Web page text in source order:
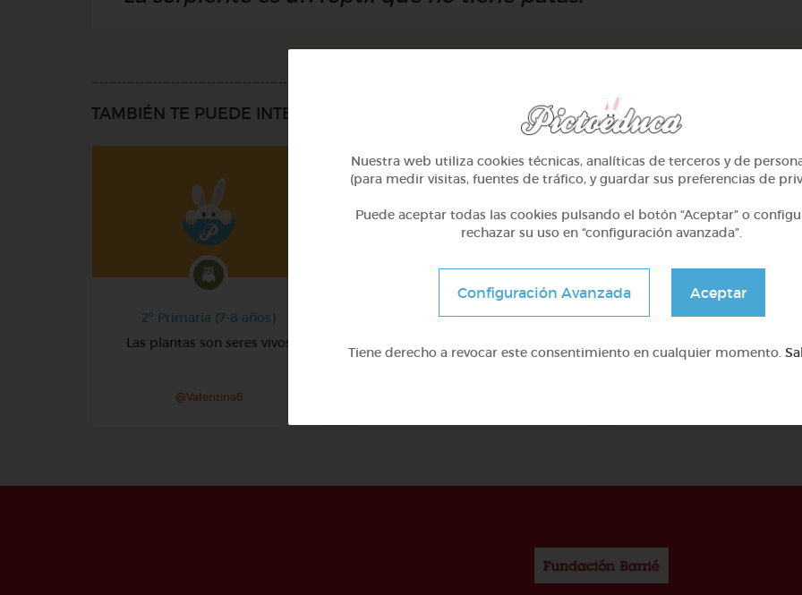
TAMBIÉN TE PUEDE INTERESAR
2º Primaria (7-8 años)
Las plantas son seres vivos
@Valentina6
2º Primaria (7-8 años)
2º Primaria (7-8 años)
Nuestra web utiliza cookies técnicas, analíticas de terceros y de
(para medir visitas, fuentes de tráfico, y guardar sus preferencias de
Puede aceptar todas las cookies pulsando el botón “Aceptar” o
rechazar su uso en “configuración avanzada”.
Configuración Avanzada Aceptar
Tiene derecho a revocar este consentimiento en cualquier momento.